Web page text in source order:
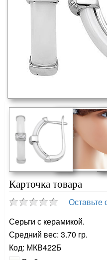
Карточка товара
Оставьте
Серьги с керамикой.
Средний вес: 3.70 гр.
Код: МКВ422Б